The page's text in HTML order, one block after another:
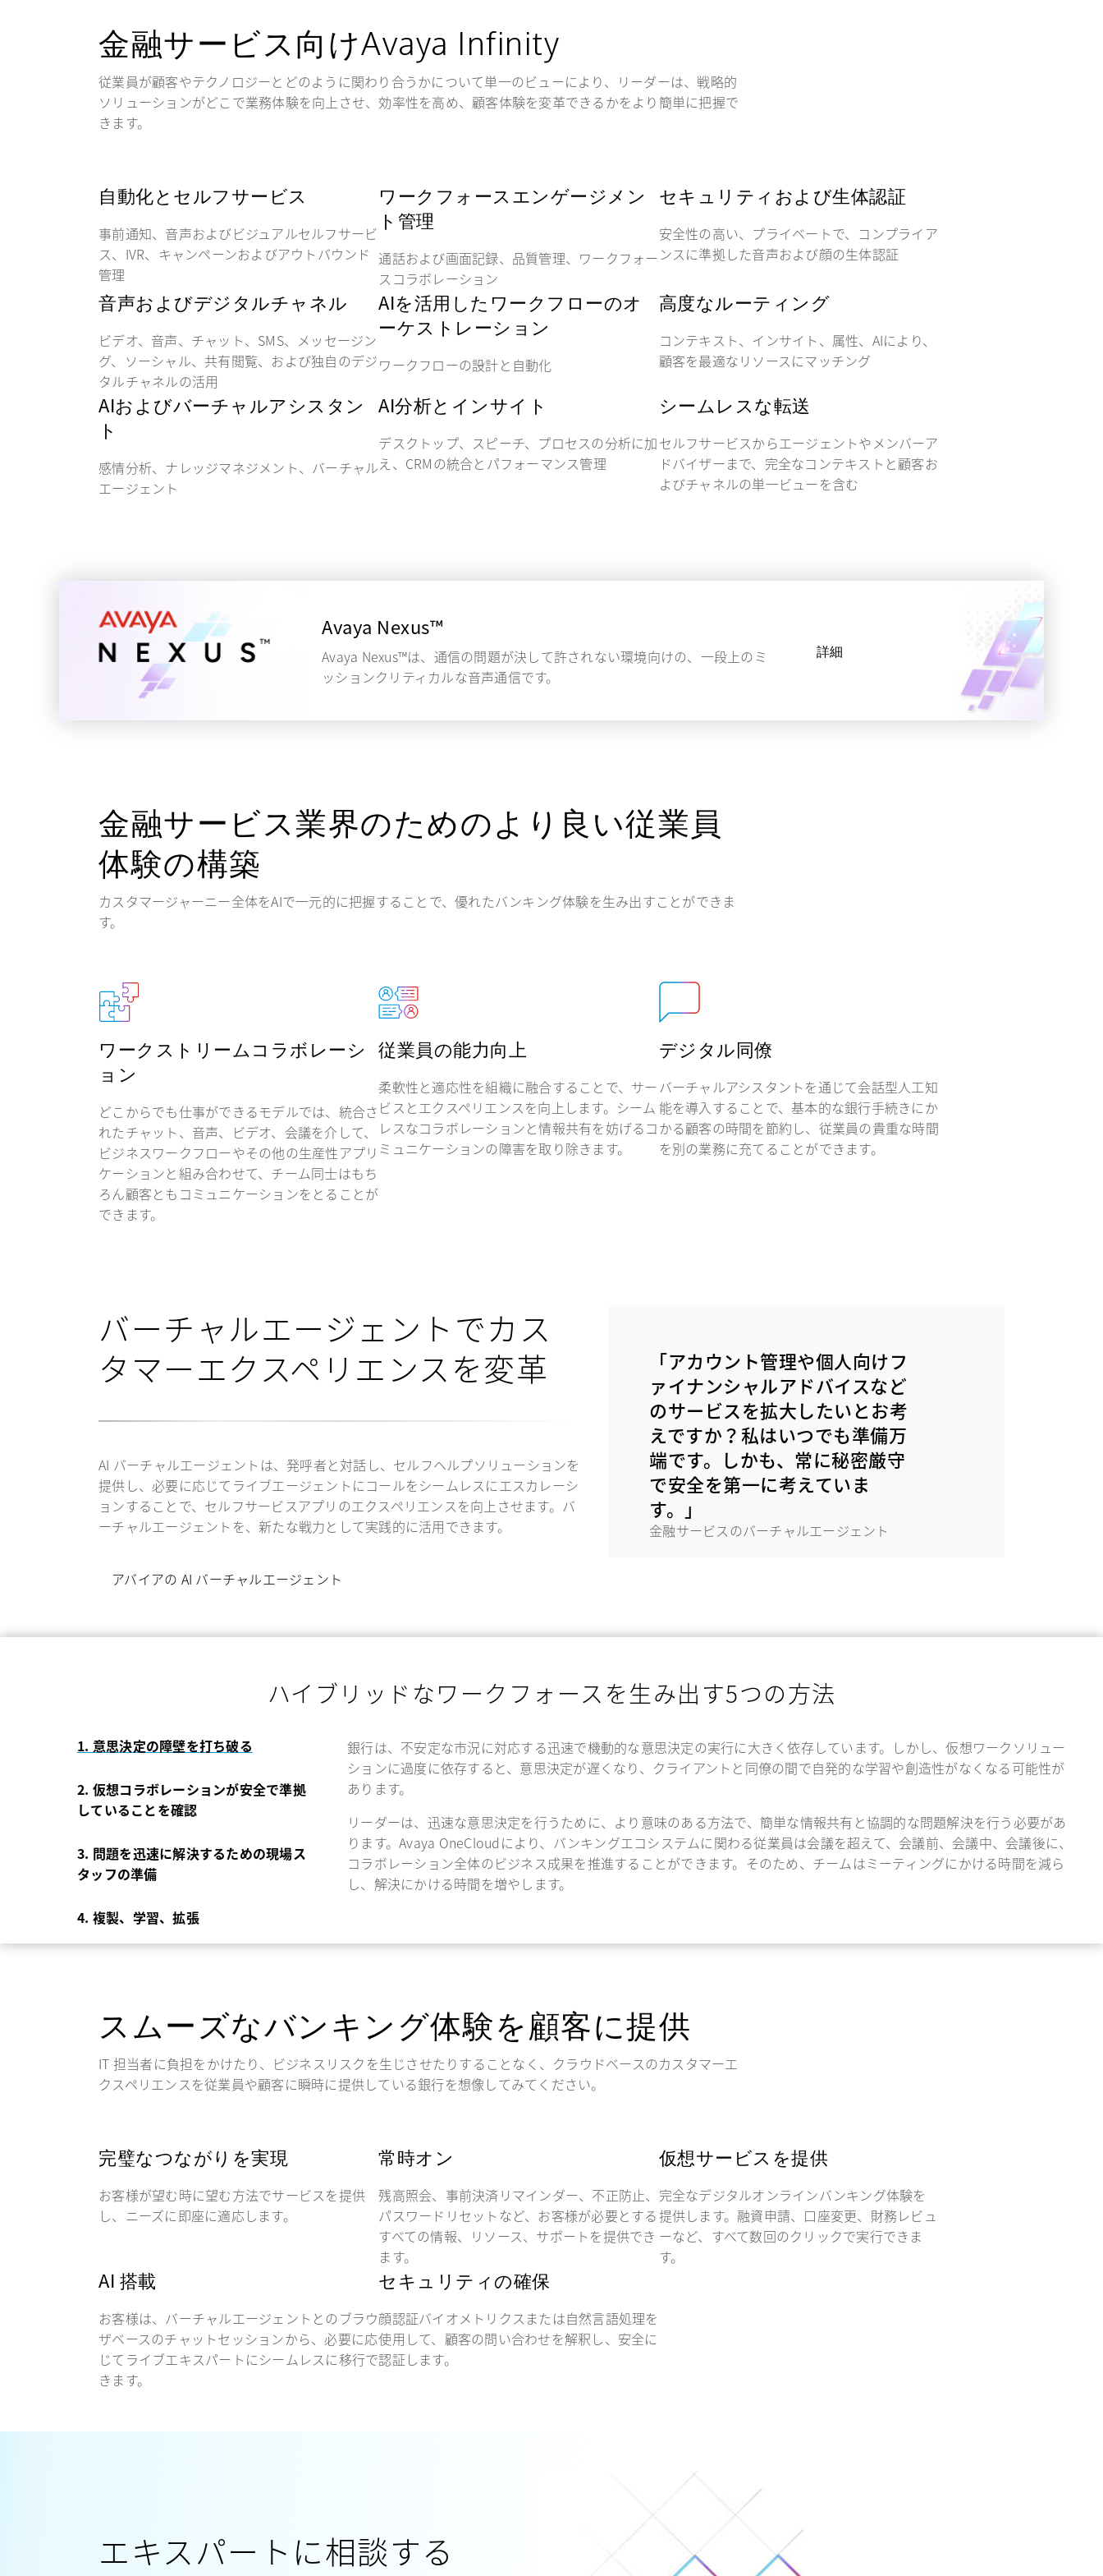
金融サービス向けAvaya Infinity
従業員が顧客やテクノロジーとどのように関わり合うかについて単一のビューにより、リーダーは、戦略的
ソリューションがどこで業務体験を向上させ、効率性を高め、顧客体験を変革できるかをより簡単に把握で
きます。
自動化とセルフサービス
事前通知、音声およびビジュアルセルフサービ
ス、IVR、キャンペーンおよびアウトバウンド
管理
ワークフォースエンゲージメン
ト管理
通話および画面記録、品質管理、ワークフォー
スコラボレーション
セキュリティおよび生体認証
安全性の高い、プライベートで、コンプライア
ンスに準拠した音声および顔の生体認証
音声およびデジタルチャネル
ビデオ、音声、チャット、SMS、メッセージン
グ、ソーシャル、共有閲覧、および独自のデジ
タルチャネルの活用
AIを活用したワークフローのオ
ーケストレーション
ワークフローの設計と自動化
高度なルーティング
コンテキスト、インサイト、属性、AIにより、
顧客を最適なリソースにマッチング
AIおよびバーチャルアシスタン
ト
感情分析、ナレッジマネジメント、バーチャル
エージェント
AI分析とインサイト
デスクトップ、スピーチ、プロセスの分析に加
え、CRMの統合とパフォーマンス管理
シームレスな転送
セルフサービスからエージェントやメンバーア
ドバイザーまで、完全なコンテキストと顧客お
よびチャネルの単一ビューを含む
Avaya Nexus™
Avaya Nexus™は、通信の問題が決して許されない環境向けの、一段上のミ
ッションクリティカルな音声通信です。
詳細
金融サービス業界のためのより良い従業員
体験の構築
カスタマージャーニー全体をAIで一元的に把握することで、優れたバンキング体験を生み出すことができま
す。
ワークストリームコラボレーシ
ョン
どこからでも仕事ができるモデルでは、統合さ
れたチャット、音声、ビデオ、会議を介して、
ビジネスワークフローやその他の生産性アプリ
ケーションと組み合わせて、チーム同士はもち
ろん顧客ともコミュニケーションをとることが
できます。
従業員の能力向上
柔軟性と適応性を組織に融合することで、サー
ビスとエクスペリエンスを向上します。シーム
レスなコラボレーションと情報共有を妨げるコ
ミュニケーションの障害を取り除きます。
デジタル同僚
バーチャルアシスタントを通じて会話型人工知
能を導入することで、基本的な銀行手続きにか
かる顧客の時間を節約し、従業員の貴重な時間
を別の業務に充てることができます。
バーチャルエージェントでカス
タマーエクスペリエンスを変革
AI バーチャルエージェントは、発呼者と対話し、セルフヘルプソリューションを
提供し、必要に応じてライブエージェントにコールをシームレスにエスカレーシ
ョンすることで、セルフサービスアプリのエクスペリエンスを向上させます。バ
ーチャルエージェントを、新たな戦力として実践的に活用できます。
アバイアの AI バーチャルエージェント
「アカウント管理や個人向けフ
ァイナンシャルアドバイスなど
のサービスを拡大したいとお考
えですか？私はいつでも準備万
端です。しかも、常に秘密厳守
で安全を第一に考えていま
す。」
金融サービスのバーチャルエージェント
ハイブリッドなワークフォースを生み出す5つの方法
1. 意思決定の障壁を打ち破る
2. 仮想コラボレーションが安全で準拠
していることを確認
3. 問題を迅速に解決するための現場ス
タッフの準備
4. 複製、学習、拡張
銀行は、不安定な市況に対応する迅速で機動的な意思決定の実行に大きく依存しています。しかし、仮想ワークソリュー
ションに過度に依存すると、意思決定が遅くなり、クライアントと同僚の間で自発的な学習や創造性がなくなる可能性が
あります。
リーダーは、迅速な意思決定を行うために、より意味のある方法で、簡単な情報共有と協調的な問題解決を行う必要があ
ります。Avaya OneCloudにより、バンキングエコシステムに関わる従業員は会議を超えて、会議前、会議中、会議後に、
コラボレーション全体のビジネス成果を推進することができます。そのため、チームはミーティングにかける時間を減ら
し、解決にかける時間を増やします。
スムーズなバンキング体験を顧客に提供
IT 担当者に負担をかけたり、ビジネスリスクを生じさせたりすることなく、クラウドベースのカスタマーエ
クスペリエンスを従業員や顧客に瞬時に提供している銀行を想像してみてください。
完璧なつながりを実現
お客様が望む時に望む方法でサービスを提供
し、ニーズに即座に適応します。
常時オン
残高照会、事前決済リマインダー、不正防止、
パスワードリセットなど、お客様が必要とする
すべての情報、リソース、サポートを提供でき
ます。
仮想サービスを提供
完全なデジタルオンラインバンキング体験を
提供します。融資申請、口座変更、財務レビュ
ーなど、すべて数回のクリックで実行できま
す。
AI 搭載
お客様は、バーチャルエージェントとのブラウ
ザベースのチャットセッションから、必要に応
じてライブエキスパートにシームレスに移行で
きます。
セキュリティの確保
顔認証バイオメトリクスまたは自然言語処理を
使用して、顧客の問い合わせを解釈し、安全に
認証します。
エキスパートに相談する